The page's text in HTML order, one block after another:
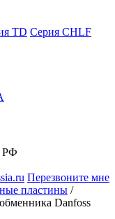
TD Серия CHLF
РФ
Перезвоните мне
пластины /
Danfoss